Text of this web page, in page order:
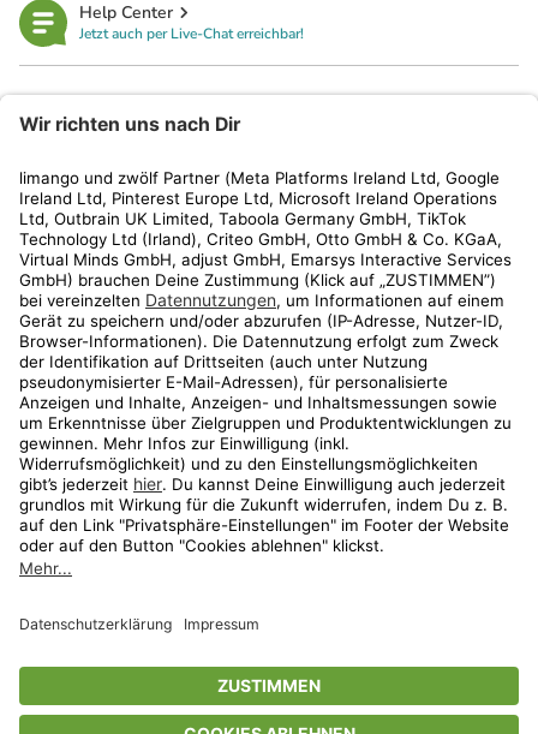
Help Center
Jetzt auch per Live-Chat erreichbar!
Kundenservice
Shop
Aktionen
Travel
* Streichpreise entsprechen der unverbindlichen Preisempfehlung des
Herstellers. Prozentangaben beziehen sich auf den Streichpreis.